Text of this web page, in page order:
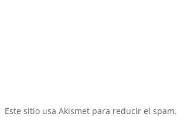
Este sitio usa Akismet para reducir el spam.